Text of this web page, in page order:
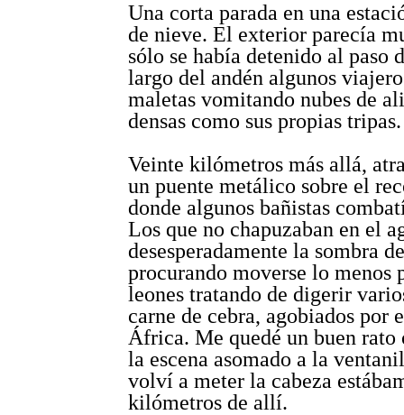
Una corta parada en una
de nieve. El exterior parecía
sólo se había detenido al paso
largo del andén algunos
maletas vomitando nubes de
densas como sus propias tripas.
Veinte kilómetros más allá,
un puente metálico sobre el
donde algunos bañistas
Los que no chapuzaban en el
desesperadamente la sombra
procurando moverse lo menos
leones tratando de digerir
carne de cebra, agobiados por
África. Me quedé un buen rato
la escena asomado a la
volví a meter la cabeza
kilómetros de allí.